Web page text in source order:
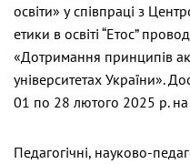
освіти» у співпраці з
етики в освіті “Етос”
«Дотримання принципів
університетах України».
01 по 28 лютого 2025 р. на
Педагогічні, науково-